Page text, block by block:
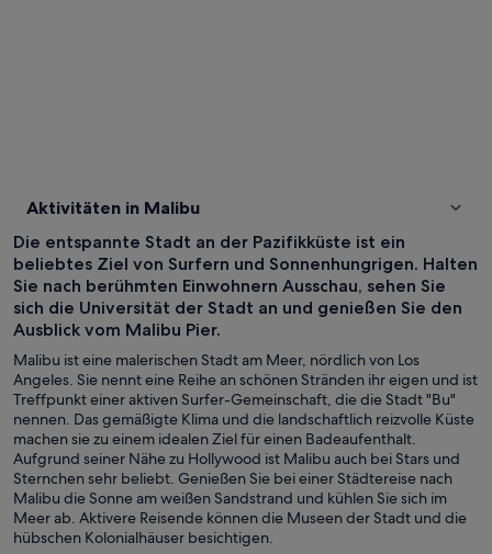
Aktivitäten in Malibu
Die entspannte Stadt an der Pazifikküste ist ein
beliebtes Ziel von Surfern und Sonnenhungrigen. Halten
Sie nach berühmten Einwohnern Ausschau, sehen Sie
sich die Universität der Stadt an und genießen Sie den
Ausblick vom Malibu Pier.
Malibu ist eine malerischen Stadt am Meer, nördlich von Los
Angeles. Sie nennt eine Reihe an schönen Stränden ihr eigen und ist
Treffpunkt einer aktiven Surfer-Gemeinschaft, die die Stadt "Bu"
nennen. Das gemäßigte Klima und die landschaftlich reizvolle Küste
machen sie zu einem idealen Ziel für einen Badeaufenthalt.
Aufgrund seiner Nähe zu Hollywood ist Malibu auch bei Stars und
Sternchen sehr beliebt. Genießen Sie bei einer Städtereise nach
Malibu die Sonne am weißen Sandstrand und kühlen Sie sich im
Meer ab. Aktivere Reisende können die Museen der Stadt und die
hübschen Kolonialhäuser besichtigen.